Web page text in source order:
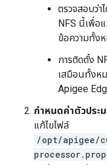
ตรวจสอบว่า
NFS นี้เพื่อ
ข้อความทั้ง
การติดตั้ง
เสมือนทั้งห
Apigee
กำหนดค่าตัวประ
แก้ไขไฟล์
/opt/apigee/